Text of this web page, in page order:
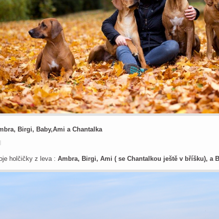
Birgi, Baby,Ami a Chantalka
holčičky z leva : Ambra, Birgi, Ami ( se Chantalkou ještě v bříšku), a